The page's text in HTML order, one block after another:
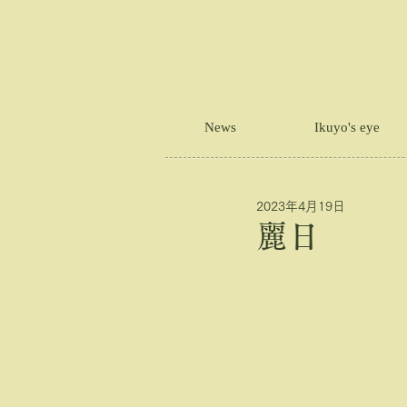
麗日
2023年4月19日
News Ikuyo's eye